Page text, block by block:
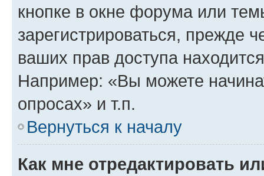
кнопке в окне форума или
зарегистрироваться, прежде
ваших прав доступа
Например: «Вы можете
опросах» и т.п.
Вернуться к началу
Как мне отредактировать